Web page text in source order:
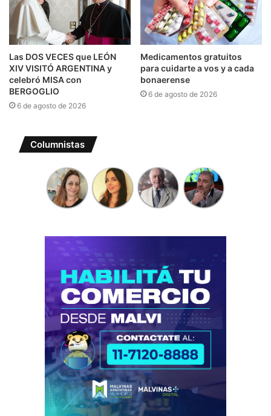
Las DOS VECES que LEÓN
XIV VISITÓ ARGENTINA y
celebró MISA con
BERGOGLIO
6 de agosto de 2026
Medicamentos gratuitos
para cuidarte a vos y a cada
bonaerense
6 de agosto de 2026
Columnistas